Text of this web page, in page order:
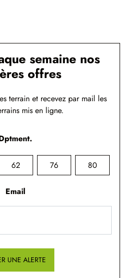
semaine nos
offres
terrain et recevez par mail les
mis en ligne.
62 76 80
Email
UNE ALERTE